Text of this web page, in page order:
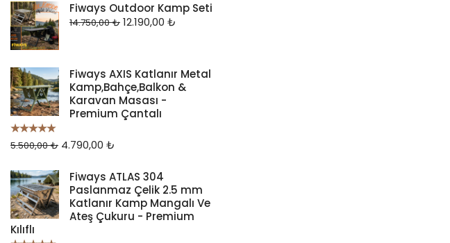
Fiways Outdoor Kamp Seti
14.750,00₺ 12.190,00 ₺
Fiways AXIS Katlanır Metal
Kamp,Bahçe,Balkon &
Karavan Masası -
Premium Çantalı
5 üzerinden
5.500,00₺ 4.790,00 ₺
Fiways ATLAS 304
Paslanmaz Çelik 2.5 mm
Katlanır Kamp Mangalı Ve
Ateş Çukuru - Premium
Kılıflı